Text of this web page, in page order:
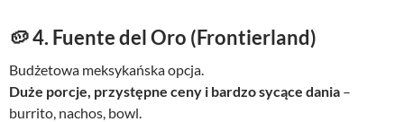
🥔4. Fuente del Oro (Frontierland)
Budżetowa meksykańska opcja.
Duże porcje, przystępne ceny i bardzo sycące dania –
burrito, nachos, bowl.